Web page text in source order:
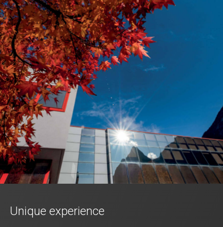
Unique experience